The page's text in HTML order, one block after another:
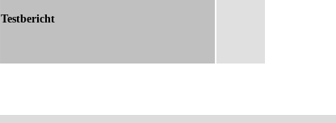
Testbericht